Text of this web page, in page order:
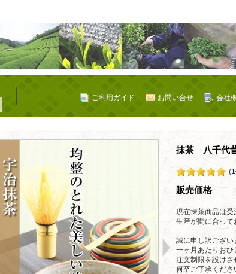
会社
お問い合せ
ご利用ガイド
抹茶 八千代
(
販売価格
現在抹茶商品は受
生産が間に合って
誠に申し訳ござい
一ヶ月あたりお
注文制限を設けさ
何卒ご了承くださ